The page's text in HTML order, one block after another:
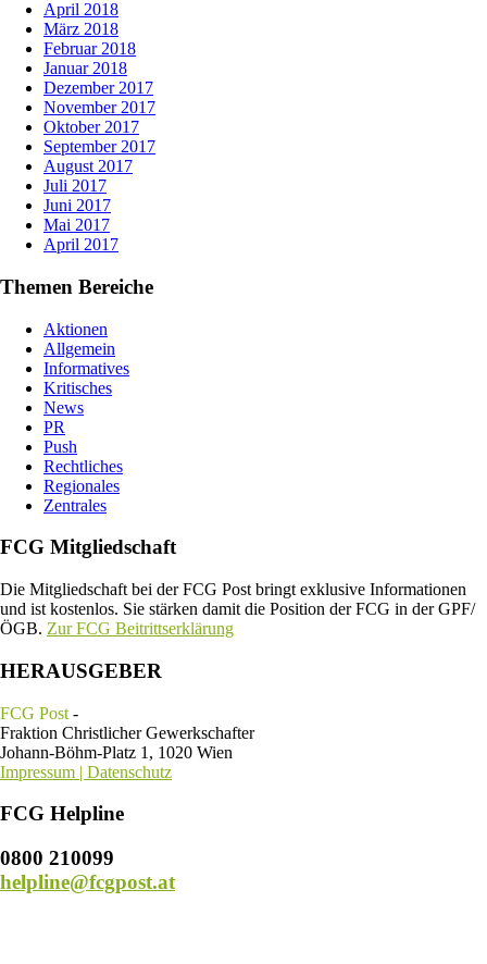
April 2018
März 2018
Februar 2018
Januar 2018
Dezember 2017
November 2017
Oktober 2017
September 2017
August 2017
Juli 2017
Juni 2017
Mai 2017
April 2017
Themen Bereiche
Aktionen
Allgemein
Informatives
Kritisches
News
PR
Push
Rechtliches
Regionales
Zentrales
FCG Mitgliedschaft
Die Mitgliedschaft bei der FCG Post bringt exklusive Informationen
und ist kostenlos. Sie stärken damit die Position der FCG in der GPF/
ÖGB. Zur FCG Beitrittserklärung
HERAUSGEBER
FCG Post -
Fraktion Christlicher Gewerkschafter
Johann-Böhm-Platz 1, 1020 Wien
Impressum | Datenschutz
FCG Helpline
0800 210099
helpline@fcgpost.at